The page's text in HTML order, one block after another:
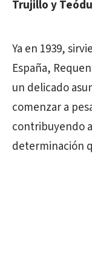
Trujillo y
Ya en 1939,
España,
un delicado
comenzar a
contribuyendo
determinación